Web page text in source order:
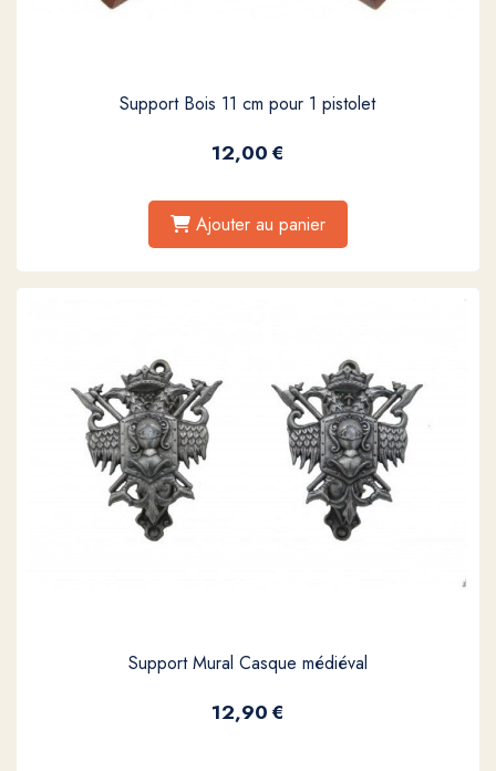
Support Bois 11 cm pour 1 pistolet
12,00€
Ajouter au panier
Support Mural Casque médiéval
12,90€